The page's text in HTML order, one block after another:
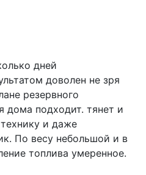
дней
доволен не зря
резервного
дома подходит. тянет и
и даже
По весу небольшой и в
топлива умеренное.